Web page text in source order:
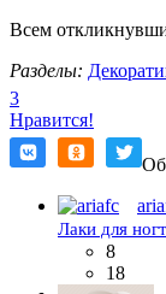
Всем
Разделы:
3
Нравится!
Лаки для
8
18